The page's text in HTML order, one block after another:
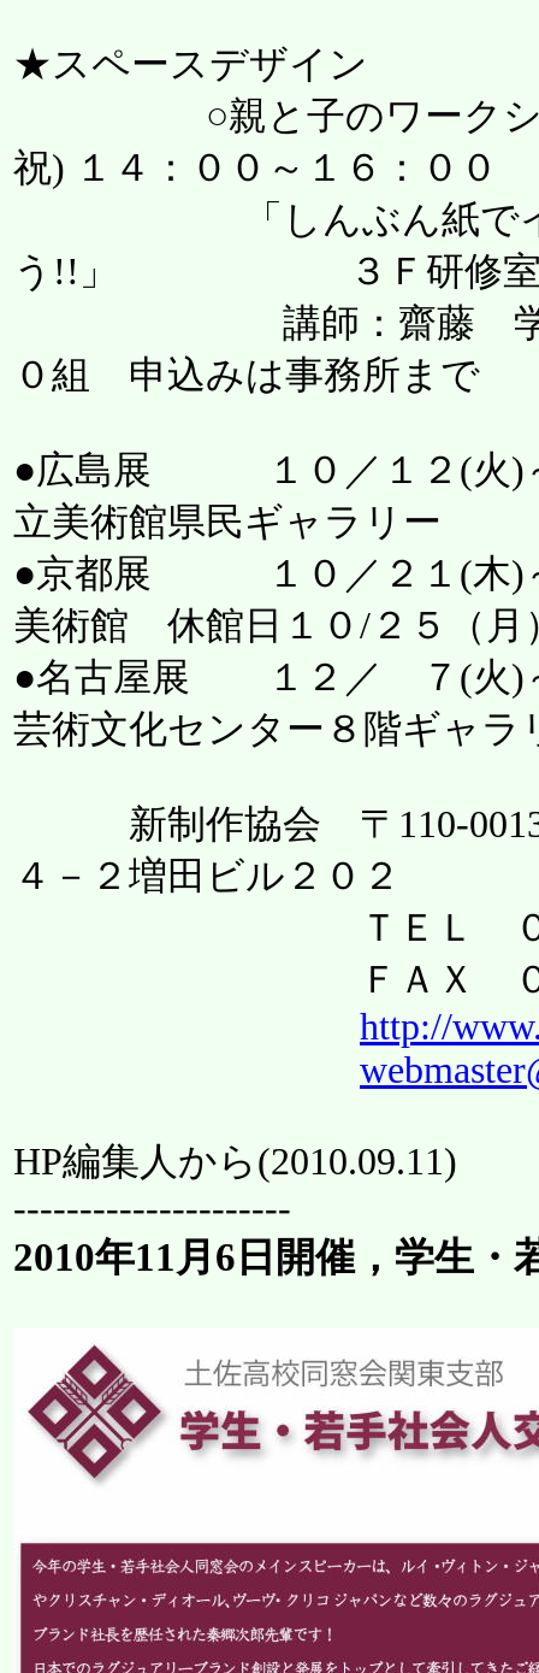
★スペースデザイン
○親と子のワークショ
祝) １４：００～１６：００
「しんぶん紙でイ
う!!」 ３Ｆ研修室
講師：齋藤 学（Ｓ
０組 申込みは事務所まで
●広島展 １０／１２(火)
立美術館県民ギャラリー
●京都展 １０／２１(木)
美術館 休館日１０/２５（月
●名古屋展 １２／ ７(火)
芸術文化センター８階ギャラ
新制作協会 〒110-0013
４－２増田ビル２０２
ＴＥＬ ０３－５
ＦＡＸ ０３－５
http://
HP編集人から(2010.09.11)
---------------------
2010年11月6日開催，学生・